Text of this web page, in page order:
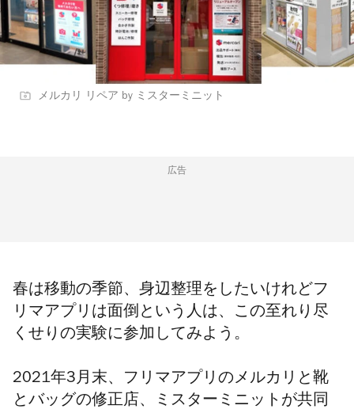
メルカリ リペア by ミスターミニット
広告
春は移動の季節、身辺整理をしたいけれどフ
リマアプリは面倒という人は、この至れり尽
くせりの実験に参加してみよう。
2021年3月末、フリマアプリのメルカリと靴
とバッグの修正店、ミスターミニットが共同